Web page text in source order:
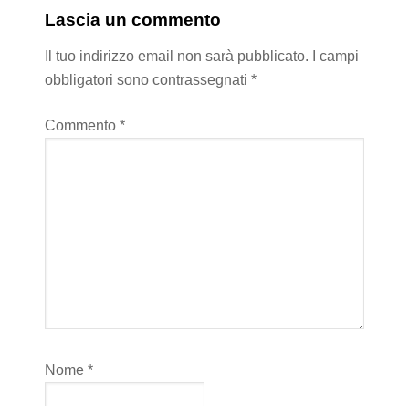
Lascia un commento
Il tuo indirizzo email non sarà pubblicato.
I campi
obbligatori sono contrassegnati *
Commento *
Nome *